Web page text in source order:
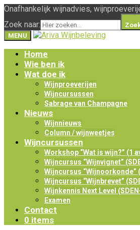
Onafhankelijk wijnadvies,
Zoek naar:
MENU
Home
Wie ben ik
Wat doe ik
Wijnproeverijen
Wijncursussen
Sabrage van Champagne
Nieuws
Wijnnieuws
Column / wijnweetjes
Wijncursussen
Workshop “Wat is wijn?” (1
Wijncursus “Wijnvignet”
Wijncursus “Wijnoorkonde”
Wijncursus “Wijnbrevet”
Wijnkennis Next Level
Examen
Contact
0 items